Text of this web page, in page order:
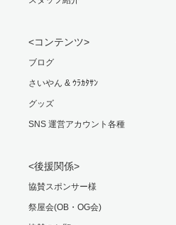
<コンテンツ>
ブログ
さいやん & ｳﾗｶﾀｻﾝ
グッズ
SNS 運営アカウント各種
<後援関係>
協賛スポンサー様
祭屋会(OB・OG会)